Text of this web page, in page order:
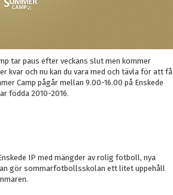
tar paus efter veckans slut men kommer
kvar och nu kan du vara med och tävla för att få
Camp pågår mellan 9.00-16.00 på Enskede
födda 2010-2016.
IP med mängder av rolig fotboll, nya
gör sommarfotbollsskolan ett litet uppehåll